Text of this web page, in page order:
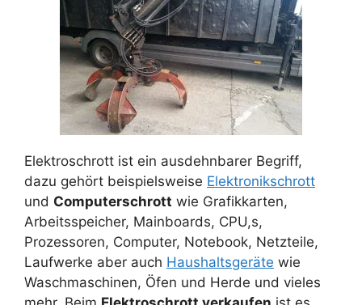
Elektroschrott ist ein ausdehnbarer Begriff,
dazu gehört beispielsweise Elektronikschrott
und Computerschrott wie Grafikkarten,
Arbeitsspeicher, Mainboards, CPU,s,
Prozessoren, Computer, Notebook, Netzteile,
Laufwerke aber auch Haushaltsgeräte wie
Waschmaschinen, Öfen und Herde und vieles